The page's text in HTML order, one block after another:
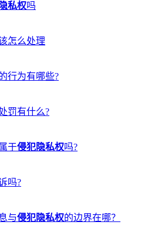
私权吗
怎么处理
行为有哪些?
罚有什么?
于侵犯隐私权吗?
吗?
与侵犯隐私权的边界在哪？